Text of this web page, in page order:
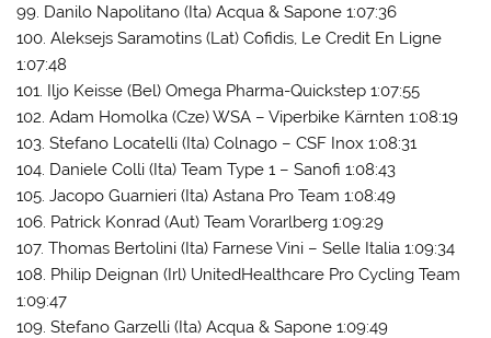
99. Danilo Napolitano (Ita) Acqua & Sapone 1:07:36
100. Aleksejs Saramotins (Lat) Cofidis, Le Credit En Ligne
1:07:48
101. Iljo Keisse (Bel) Omega Pharma-Quickstep 1:07:55
102. Adam Homolka (Cze) WSA – Viperbike Kärnten 1:08:19
103. Stefano Locatelli (Ita) Colnago – CSF Inox 1:08:31
104. Daniele Colli (Ita) Team Type 1 – Sanofi 1:08:43
105. Jacopo Guarnieri (Ita) Astana Pro Team 1:08:49
106. Patrick Konrad (Aut) Team Vorarlberg 1:09:29
107. Thomas Bertolini (Ita) Farnese Vini – Selle Italia 1:09:34
108. Philip Deignan (Irl) UnitedHealthcare Pro Cycling Team
1:09:47
109. Stefano Garzelli (Ita) Acqua & Sapone 1:09:49